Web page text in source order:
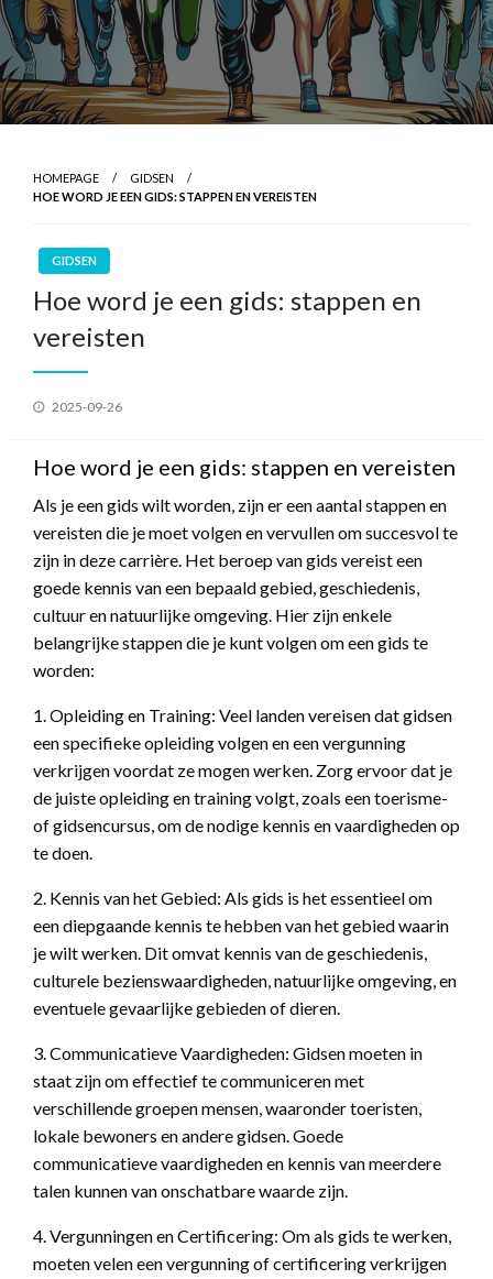
HOMEPAGE
GIDSEN
HOE WORD JE EEN GIDS: STAPPEN EN VEREISTEN
GIDSEN
Hoe word je een gids: stappen en
vereisten
Geplaatst
2025-09-26
Hoe word je een gids: stappen en vereisten
Als je een gids wilt worden, zijn er een aantal stappen en
vereisten die je moet volgen en vervullen om succesvol te
zijn in deze carrière. Het beroep van gids vereist een
goede kennis van een bepaald gebied, geschiedenis,
cultuur en natuurlijke omgeving. Hier zijn enkele
belangrijke stappen die je kunt volgen om een gids te
worden:
1. Opleiding en Training: Veel landen vereisen dat gidsen
een specifieke opleiding volgen en een vergunning
verkrijgen voordat ze mogen werken. Zorg ervoor dat je
de juiste opleiding en training volgt, zoals een toerisme-
of gidsencursus, om de nodige kennis en vaardigheden op
te doen.
2. Kennis van het Gebied: Als gids is het essentieel om
een diepgaande kennis te hebben van het gebied waarin
je wilt werken. Dit omvat kennis van de geschiedenis,
culturele bezienswaardigheden, natuurlijke omgeving, en
eventuele gevaarlijke gebieden of dieren.
3. Communicatieve Vaardigheden: Gidsen moeten in
staat zijn om effectief te communiceren met
verschillende groepen mensen, waaronder toeristen,
lokale bewoners en andere gidsen. Goede
communicatieve vaardigheden en kennis van meerdere
talen kunnen van onschatbare waarde zijn.
4. Vergunningen en Certificering: Om als gids te werken,
moeten velen een vergunning of certificering verkrijgen